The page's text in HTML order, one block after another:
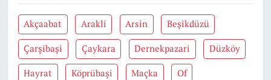
Akçaabat Arakli Arsin Beşikdüzü
Çarşibaşi Çaykara Dernekpazari Düzköy
Hayrat Köprübaşi Maçka Of